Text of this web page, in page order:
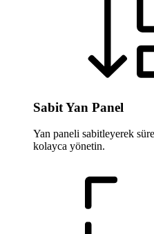
Sabit Yan Panel
Yan paneli sabitleyerek
kolayca yönetin.